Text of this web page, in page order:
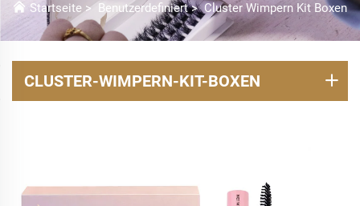
Startseite > Benutzerdefiniert>Cluster Wimpern Kit Boxen
CLUSTER-WIMPERN-KIT-BOXEN